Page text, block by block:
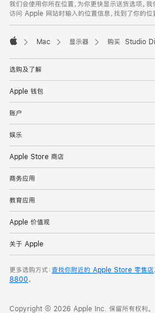
我们会使用你所在位置，为你更快显示送货选项。
访问 Apple 网站时输入的位置信息，找到了你的位
Mac 显示器 购买 Studio
选购及了解
Apple 钱包
账户
娱乐
Apple Store 商店
商务应用
教育应用
Apple 价值观
关于 Apple
更多选购方式：查找你附近的 Apple Store 零售店
8800。
Copyright © 2026 Apple Inc. 保留所有权利。